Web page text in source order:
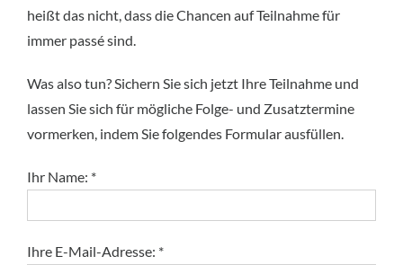
heißt das nicht, dass die Chancen auf Teilnahme für
immer passé sind.
Was also tun? Sichern Sie sich jetzt Ihre Teilnahme und
lassen Sie sich für mögliche Folge- und Zusatztermine
vormerken, indem Sie folgendes Formular ausfüllen.
Ihr Name: *
Ihre E-Mail-Adresse: *